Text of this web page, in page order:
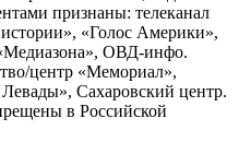
признаны: телеканал
«Голос Америки»,
ОВД-инфо.
центр «Мемориал»,
Сахаровский центр.
в Российской